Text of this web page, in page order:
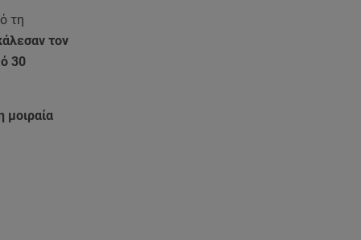
τη
τον
30
μοιραία